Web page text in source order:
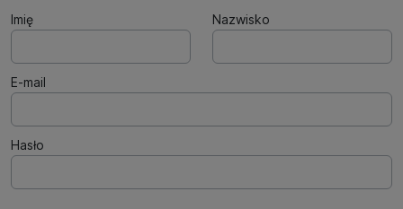
Imię
Nazwisko
E-mail
Hasło